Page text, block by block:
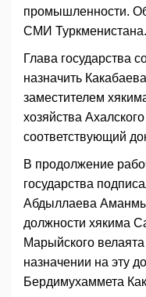
промышленности.
СМИ Туркменистана.
Глава государства
назначить
заместителем
хозяйства
соответствующий
В продолжение
государства
Абдыллаева
должности хякима
Марыйского
назначении на эту
Бердимухаммета